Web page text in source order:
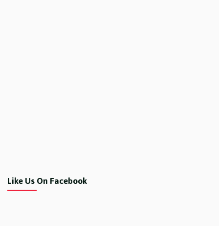
Like Us On Facebook